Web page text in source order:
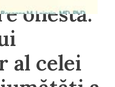
onestă.
al celei